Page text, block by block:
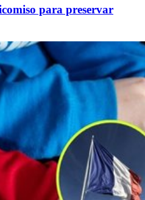
para preservar